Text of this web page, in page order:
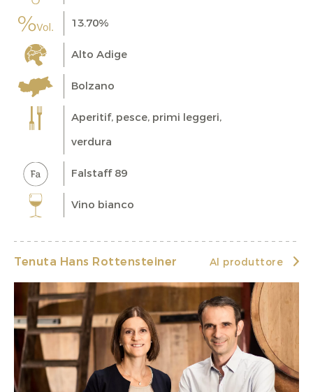
13.70%
Alto Adige
Bolzano
Aperitif, pesce, primi leggeri,
verdura
Falstaff 89
Vino bianco
Tenuta Hans Rottensteiner Al produttore